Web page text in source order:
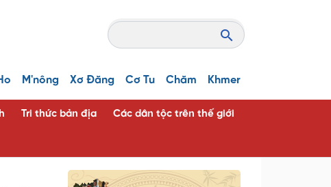
M'nông Xơ Đăng Cơ Tu Chăm Khmer
Tri thức bản địa Các dân tộc trên thế giới